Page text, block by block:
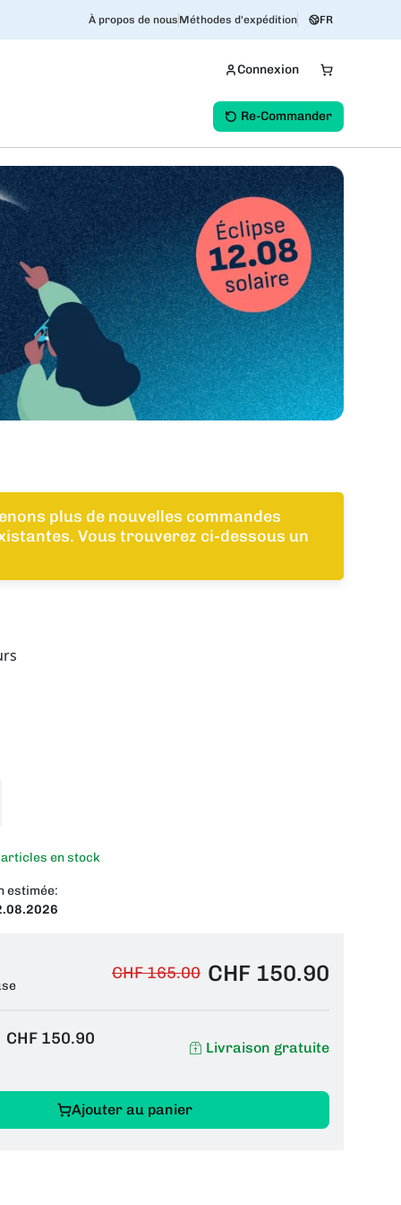
À propos de nous Méthodes d'expédition FR
Connexion
Re-Commander
plus de nouvelles commandes
Vous trouverez ci-dessous un
en stock
estimée:
CHF 165.00 CHF 150.90
CHF 150.90 Livraison gratuite
Ajouter au panier